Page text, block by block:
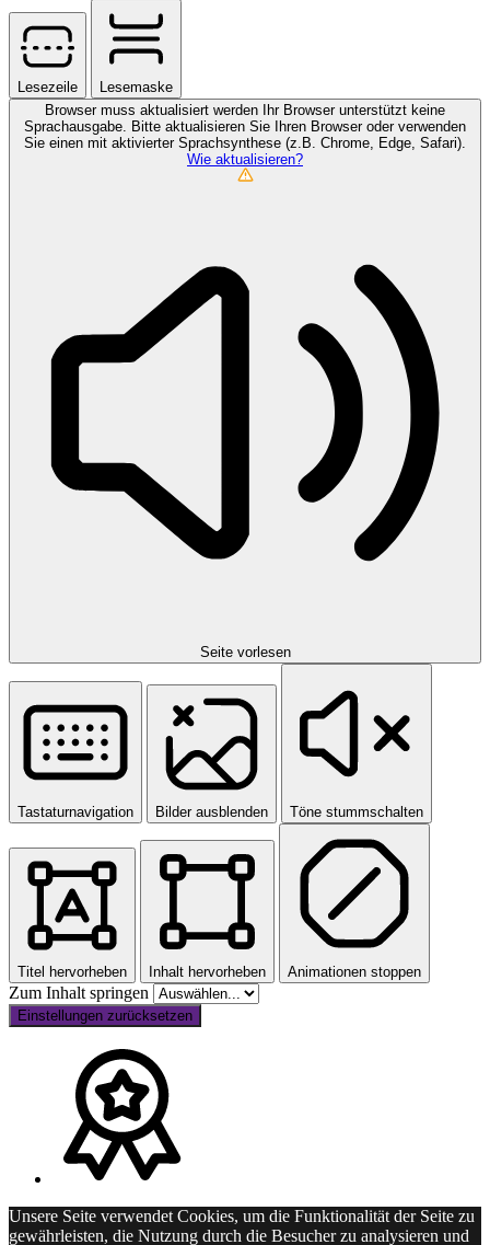
Lesezeile
Lesemaske
Browser muss aktualisiert werden
Ihr Browser unterstützt keine
Sprachausgabe. Bitte aktualisieren Sie Ihren Browser oder verwenden
Sie einen mit aktivierter Sprachsynthese (z.B. Chrome, Edge, Safari).
Wie aktualisieren?
Seite vorlesen
Tastaturnavigation Bilder ausblenden Töne stummschalten
Titel hervorheben Inhalt hervorheben Animationen stoppen
Zum Inhalt springen
Einstellungen zurücksetzen
Unsere Seite verwendet Cookies, um die Funktionalität der Seite zu
gewährleisten, die Nutzung durch die Besucher zu analysieren und